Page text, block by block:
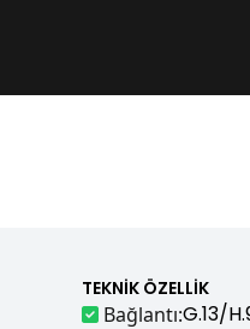
TEKNIK ÖZELLIK
Bağlantı:G.13/